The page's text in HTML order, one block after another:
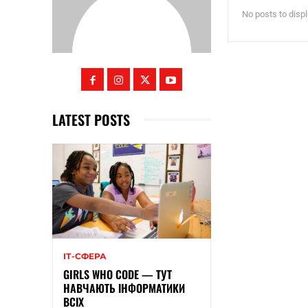
LATEST POSTS
ІТ-СФЕРА
GIRLS WHO CODE — ТУТ
НАВЧАЮТЬ ІНФОРМАТИКИ
ВСІХ
No posts to